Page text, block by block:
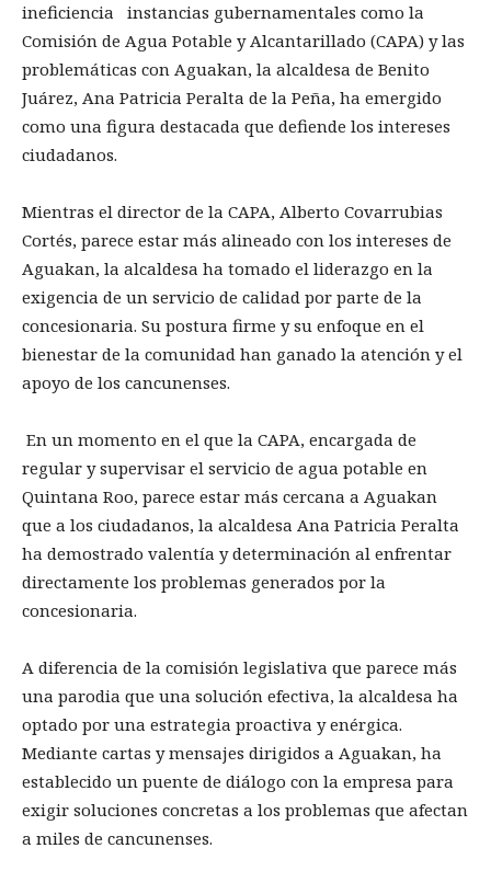
ineficiencia instancias gubernamentales como la
Comisión de Agua Potable y Alcantarillado (CAPA) y las
problemáticas con Aguakan, la alcaldesa de Benito
Juárez, Ana Patricia Peralta de la Peña, ha emergido
como una figura destacada que defiende los intereses
ciudadanos.
Mientras el director de la CAPA, Alberto Covarrubias
Cortés, parece estar más alineado con los intereses de
Aguakan, la alcaldesa ha tomado el liderazgo en la
exigencia de un servicio de calidad por parte de la
concesionaria. Su postura firme y su enfoque en el
bienestar de la comunidad han ganado la atención y el
apoyo de los cancunenses.
En un momento en el que la CAPA, encargada de
regular y supervisar el servicio de agua potable en
Quintana Roo, parece estar más cercana a Aguakan
que a los ciudadanos, la alcaldesa Ana Patricia Peralta
ha demostrado valentía y determinación al enfrentar
directamente los problemas generados por la
concesionaria.
A diferencia de la comisión legislativa que parece más
una parodia que una solución efectiva, la alcaldesa ha
optado por una estrategia proactiva y enérgica.
Mediante cartas y mensajes dirigidos a Aguakan, ha
establecido un puente de diálogo con la empresa para
exigir soluciones concretas a los problemas que afectan
a miles de cancunenses.